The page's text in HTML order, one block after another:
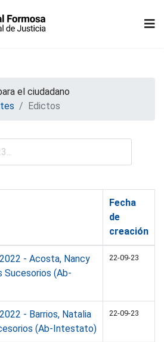
el ciudadano
Edictos
Fecha
de
creación
- Acosta, Nancy
Sucesorios (Ab-
22-09-23
- Barrios, Natalia
(Ab-Intestato)
22-09-23